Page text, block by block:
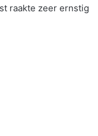
raakte zeer ernstig